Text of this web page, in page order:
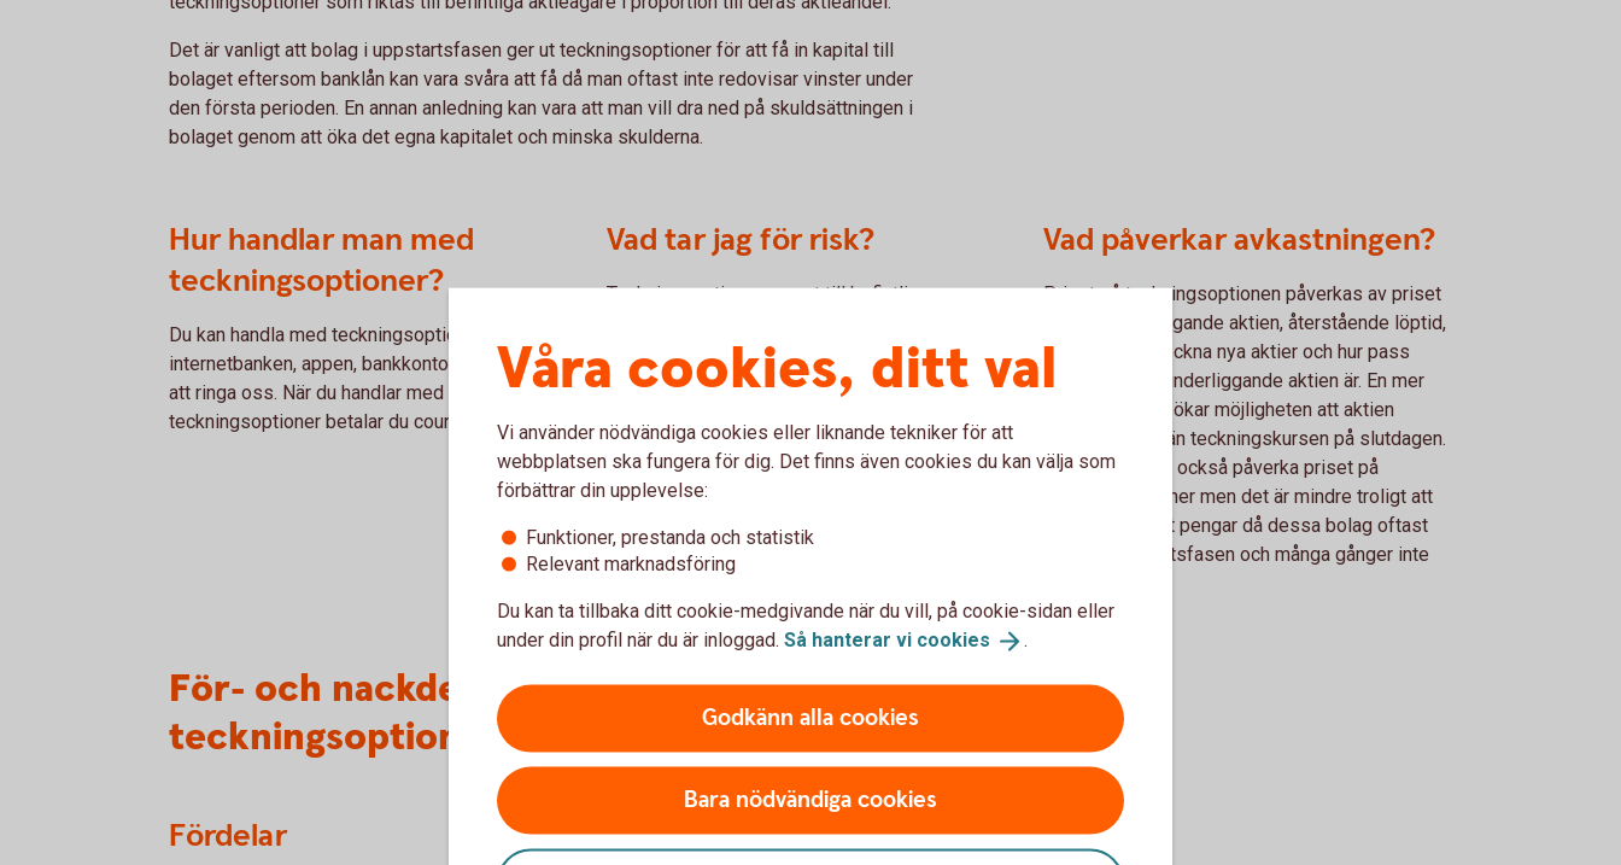
Det är vanligt att bolag i uppstartsfasen ger ut teckningsoptioner för att få in kapital till
bolaget eftersom banklån kan vara svåra att få då man oftast inte redovisar vinster under
den första perioden. En annan anledning kan vara att man vill dra ned på skuldsättningen i
bolaget genom att öka det egna kapitalet och minska skulderna.
Hur handlar man med
teckningsoptioner?
Du kan handla med teckningsoptioner via
internetbanken, appen, bankkontor eller genom
att ringa oss. När du handlar med
teckningsoptioner betalar du courtage.
Vad tar jag för risk?
Teckningsoptioner ges ut till befintliga
kan sälja sina teckningsoptioner på börsen.
Eftersom de oftast har långa löptider sätts
marknadskurs. Som för många andra placeringar
riskerar du att hela det investerade kapitalet kan
gå förlorat. Du som har fått teckningsoptioner
tilldelade av bolaget och väljer att inte utnyttja
dem, kan förlora hela värdet på optionerna om
Vad påverkar avkastningen?
Priset på teckningsoptionen påverkas av priset
på den underliggande aktien, återstående löptid,
värdet för att teckna nya aktier och hur pass
kursrörlig den underliggande aktien är. En mer
kursrörlig aktie ökar möjligheten att aktien
handlas högre än teckningskursen på slutdagen.
Utdelningar kan också påverka priset på
teckningsoptioner men det är mindre troligt att
bolaget delar ut pengar då dessa bolag oftast
ligger i uppstartsfasen och många gånger inte
För- och nackdelar med
teckningsoptioner
Fördelar
Våra cookies, ditt val
Vi använder nödvändiga cookies eller liknande tekniker för att
webbplatsen ska fungera för dig. Det finns även cookies du kan välja som
förbättrar din upplevelse:
Funktioner, prestanda och statistik
Relevant marknadsföring
Du kan ta tillbaka ditt cookie-medgivande när du vill, på cookie-sidan eller
under din profil när du är inloggad. Så hanterar vi cookies .
Godkänn alla cookies
Bara nödvändiga cookies